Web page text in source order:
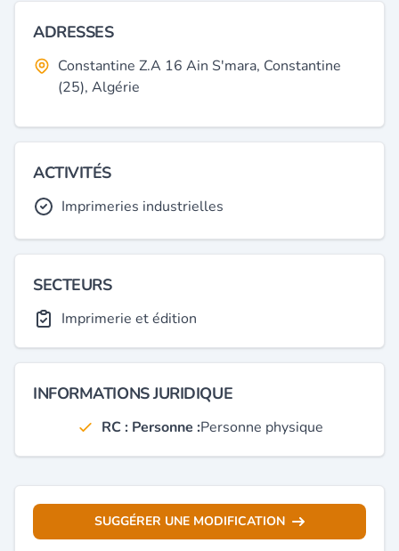
ADRESSES
Constantine Z.A 16 Ain S'mara, Constantine
(25), Algérie
ACTIVITÉS
Imprimeries industrielles
SECTEURS
Imprimerie et édition
INFORMATIONS JURIDIQUE
RC : Personne :Personne physique
SUGGÉRER UNE MODIFICATION